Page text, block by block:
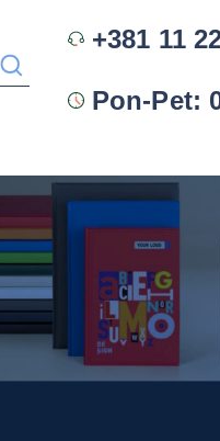
+381 11
Pon-Pet: